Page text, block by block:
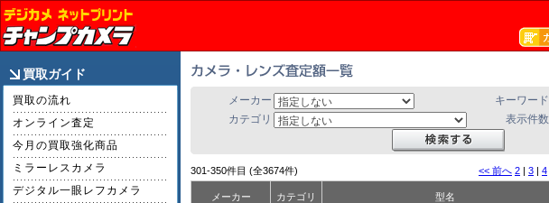
買取ガイド
買取の流れ
オンライン査定
今月の買取強化商品
ミラーレスカメラ
デジタル一眼レフカメラ
メーカー
キーワード
カテゴリ
表示件数
301-350件目 (全3674件) << 前へ 2 | 3 | 4
メーカー カテゴリ 型名